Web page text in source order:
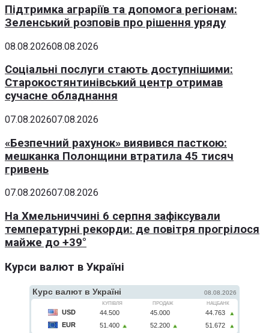
Підтримка аграріїв та допомога регіонам:
Зеленський розповів про рішення уряду
08.08.202608.08.2026
Соціальні послуги стають доступнішими:
Старокостянтинівський центр отримав
сучасне обладнання
07.08.202607.08.2026
«Безпечний рахунок» виявився пасткою:
мешканка Полонщини втратила 45 тисяч
гривень
07.08.202607.08.2026
На Хмельниччині 6 серпня зафіксували
температурні рекорди: де повітря прогрілося
майже до +39°
Курси валют в Україні